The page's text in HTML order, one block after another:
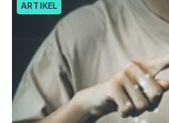
ARTIKEL